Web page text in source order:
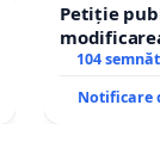
Petiție
– Hanu
traseului
104
Notificare